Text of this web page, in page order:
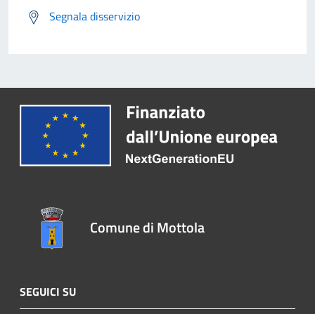
Segnala disservizio
Comune di Mottola
SEGUICI SU